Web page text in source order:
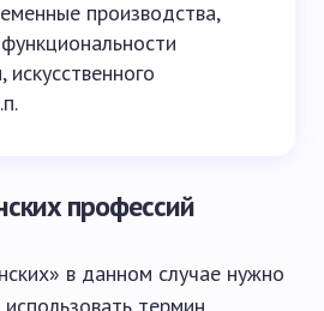
производства,
профессий
в данном случае нужно